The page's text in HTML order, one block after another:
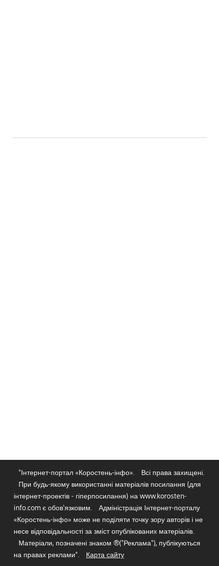
"Інтернет-портал «Коростень-інфо».
Всі права захищені.
При будь-якому використанні матеріалів посилання (для
інтернет-проектів - гіперпосилання) на www.korosten-
info.com є обов'язковим.
Адміністрація Інтернет-порталу
«Коростень-інфо» може не поділяти точку зору авторів і не
несе відповідальності за зміст опублікованих матеріалів.
Матеріали, позначені знаком ®("Реклама"), публікуються
на правах реклами".
Карта сайту